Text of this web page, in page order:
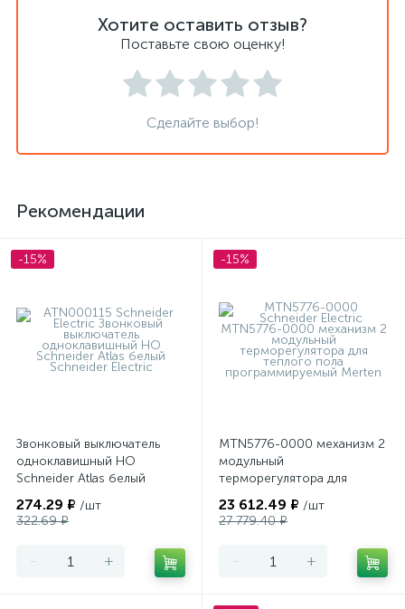
Хотите оставить отзыв?
Поставьте свою оценку!
Сделайте выбор!
Рекомендации
-15%
Звонковый выключатель
одноклавишный НО
Schneider Atlas белый
274.29 ₽ /шт
322.69 ₽
- +
-15%
MTN5776-0000 механизм 2
модульный
терморегулятора для
программируемый Merten
23 612.49 ₽ /шт
27 779.40 ₽
- +